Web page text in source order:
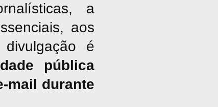
a
aos
é
pública
mail durante